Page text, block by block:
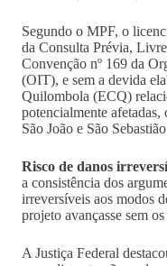
Segundo o MPF, o
da Consulta Prévia,
Convenção nº 169 da
(OIT), e sem a devida
Quilombola (ECQ)
potencialmente afetadas,
São João e São
Risco de danos
a consistência dos
irreversíveis aos modos
projeto avançasse sem
A Justiça Federal